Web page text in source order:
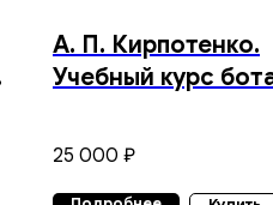
А. П. Кирпотенко.
Учебный курс
морфология и
25 000 ₽